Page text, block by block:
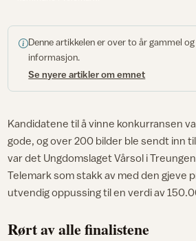
Denne artikkelen er over to år gammel
informasjon.
Se nyere artikler om emnet
Kandidatene til å vinne konkurransen
gode, og over 200 bilder ble sendt inn
var det Ungdomslaget Vårsol i
Telemark som stakk av med den gjeve
utvendig oppussing til en verdi av
Rørt av alle finalistene